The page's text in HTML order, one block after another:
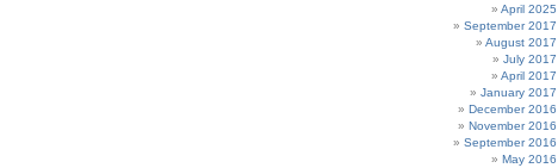
April 2025
September 2017
August 2017
July 2017
April 2017
January 2017
December 2016
November 2016
September 2016
May 2016